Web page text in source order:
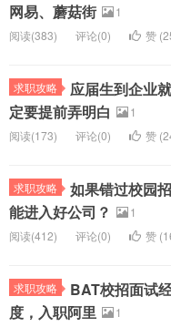
网易、蘑菇街
1
阅读(383) 评论(0) 赞 (
求职攻略
应届生到企业
定要提前弄明白
1
阅读(173) 评论(0) 赞 (
求职攻略
如果错过校园
能进入好公司？
1
阅读(412) 评论(0) 赞 (
求职攻略
BAT校招面试
度，入职阿里
1